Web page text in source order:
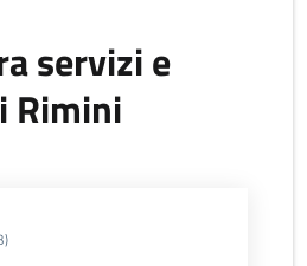
servizi e
Rimini